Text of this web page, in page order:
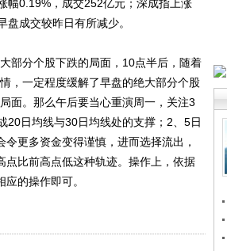
幅0.19%，成交252亿元；深成指上涨
成交较昨日有所减少。
分个股下跌的局面，10点半后，随着
，一定程度缓解了早盘的绝大部分个股
面。那么午后要当心重演周一，关注3
20日均线与30日均线处的支撑；2、5日
更多资金变得谨慎，进而选择流出，
比前高点低这种轨迹。操作上，依据
的操作即可。